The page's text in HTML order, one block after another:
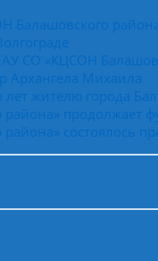
Балашовского
СО «КЦСОН
Архангела Михаила
лет жителю города
продолжает
состоялось